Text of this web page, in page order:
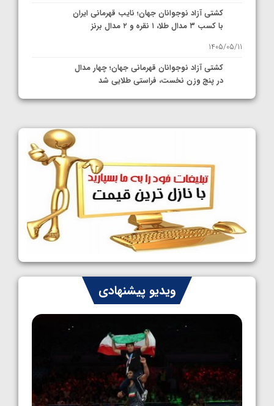
کشتی آزاد نوجوانان جهان؛ نایب قهرمانی ایران
با کسب ۳ مدال طلا، ۱ نقره و ۲ مدال برنز
1405/05/11
کشتی آزاد نوجوانان قهرمانی جهان؛ چهار مدال
در پنج وزن نخست، فراستی طلایی شد
1405/05/11
کشتی آزاد نوجوانان جهان؛ رقبای نمایندگان
ایران مشخص شدند
1405/05/08
کشتی فرنگی نوجوانان جهان؛ سکوی تیمی
سوم برای ایران
1405/05/07
ایران چشم به راه چهار مدال در پنج وزن دوم
کشتی فرنگی نوجوانان جهان
1405/05/06
ویدیو پیشنهادی